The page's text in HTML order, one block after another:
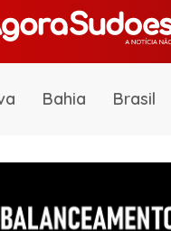
Bahia Brasil